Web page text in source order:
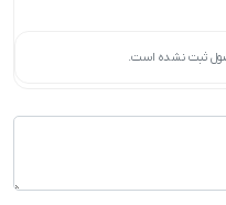
ثبت نشده است.